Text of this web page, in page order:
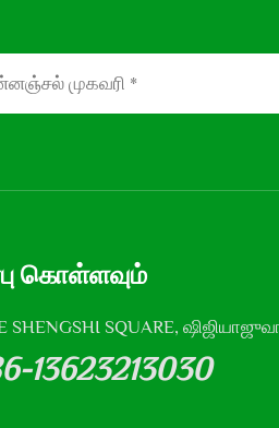
கொள்ளவும்
SHENGSHI SQUARE,
13623213030